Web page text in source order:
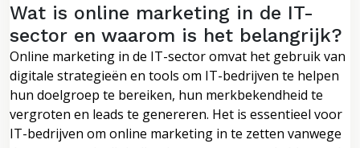
Wat is online marketing in de IT-
sector en waarom is het belangrijk?
Online marketing in de IT-sector omvat het gebruik van
digitale strategieën en tools om IT-bedrijven te helpen
hun doelgroep te bereiken, hun merkbekendheid te
vergroten en leads te genereren. Het is essentieel voor
IT-bedrijven om online marketing in te zetten vanwege